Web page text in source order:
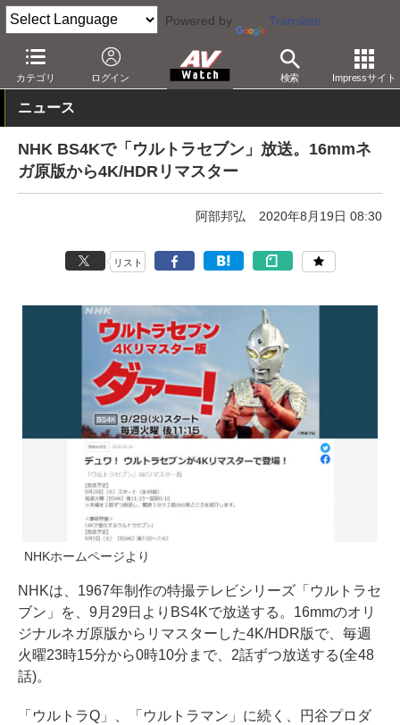
Powered by Translate
カテゴリ ログイン 検索 Impressサイト
AV Watch コンテンツ・サービス 放送
ニュース
NHK BS4Kで「ウルトラセブン」放送。16mmネ
ガ原版から4K/HDRリマスター
阿部邦弘 2020年8月19日 08:30
リスト
NHKホームページより
NHKは、1967年制作の特撮テレビシリーズ「ウルトラセ
ブン」を、9月29日よりBS4Kで放送する。16mmのオリ
ジナルネガ原版からリマスターした4K/HDR版で、毎週
火曜23時15分から0時10分まで、2話ずつ放送する(全48
話)。
「ウルトラQ」、「ウルトラマン」に続く、円谷プロダ